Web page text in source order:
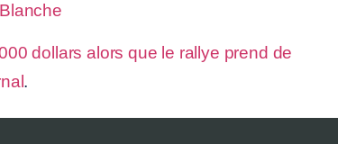
dollars alors que le rallye prend de
.